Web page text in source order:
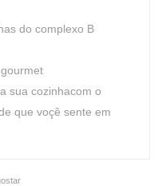
do complexo B
sua cozinhacom o
que voçê sente em